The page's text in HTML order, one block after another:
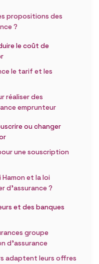
propositions des
?
le coût de
le tarif et les
réaliser des
emprunteur
ou changer
une souscription
et la loi
d’assurance ?
et des banques
groupe
d’assurance
adaptent leurs offres